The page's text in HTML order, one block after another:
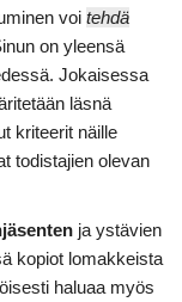
voi tehdä
on yleensä
Jokaisessa
läsnä
kriteerit näille
todistajien olevan
ja ystävien
kopiot lomakkeista
haluaa myös